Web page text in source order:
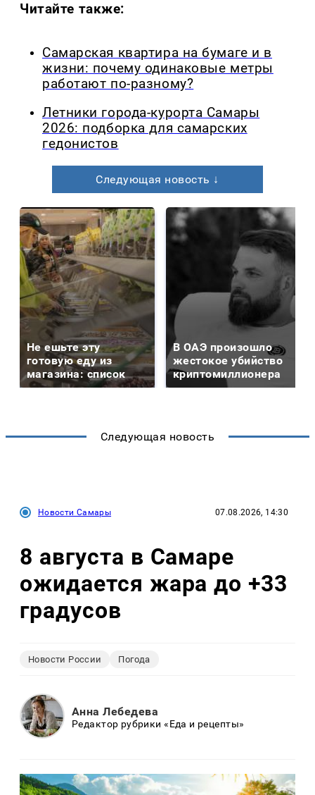
Читайте также:
Самарская квартира на бумаге и в
жизни: почему одинаковые метры
работают по-разному?
Летники города-курорта Самары
2026: подборка для самарских
гедонистов
Следующая новость ↓
Не ешьте эту
готовую еду из
магазина: список
В ОАЭ произошло
жестокое убийство
криптомиллионера
Следующая новость
Новости Самары 07.08.2026, 14:30
8 августа в Самаре
ожидается жара до +33
градусов
Новости России Погода
Анна Лебедева
Редактор рубрики «Еда и рецепты»